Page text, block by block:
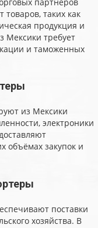
таких как
продукция и
Мексики требует
и таможенных
из Мексики
электроники
объёмах закупок и
поставки
хозяйства. В